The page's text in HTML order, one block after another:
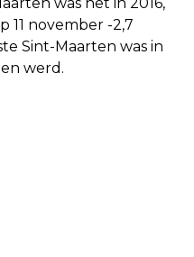
11 november -2,7
Sint-Maarten was in
werd.